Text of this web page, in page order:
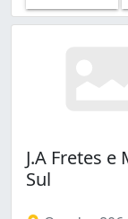
J.A Fretes
Sul